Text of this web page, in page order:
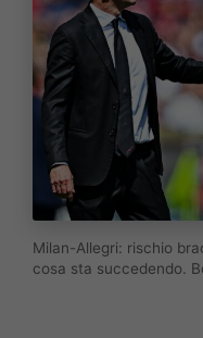
Milan-Allegri: rischio
cosa sta succedendo.